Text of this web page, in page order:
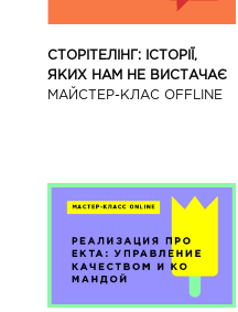
СТОРІТЕЛІНГ: ІСТОРІЇ,
ЯКИХ НАМ НЕ ВИСТАЧАЄ
МАЙСТЕР-КЛАС OFFLINE